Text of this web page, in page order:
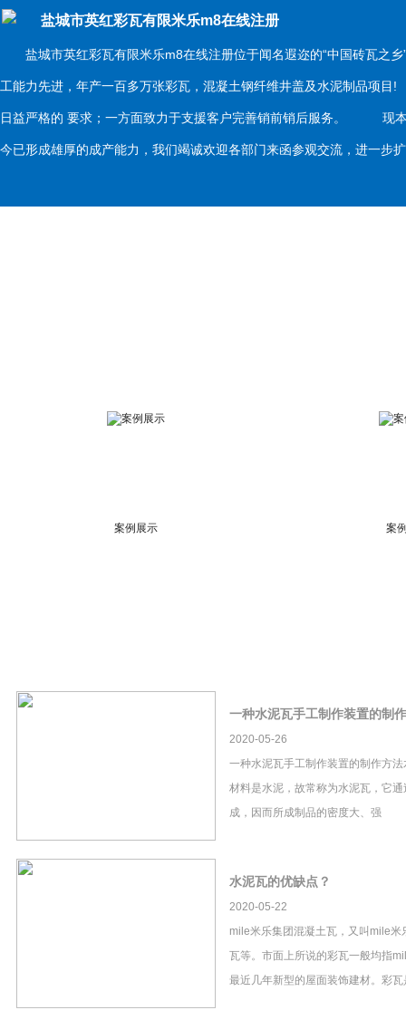
盐城市英红彩瓦有限米乐m8在线注册
盐城市英红彩瓦有限米乐m8在线注册位于闻名遐迩的“中国砖瓦之乡
工能力先进，年产一百多万张彩瓦，混凝土钢纤维井盖及水泥制品项
日益严格的 要求；一方面致力于支援客户完善销前销后服务。 现本
今已形成雄厚的成产能力，我们竭诚欢迎各部门来函参观交流，进一
案例展示 案
一种水泥瓦手工制作装置的制
2020-05-26
一种水泥瓦手工制作装置的制作方
材料是水泥，故常称为水泥瓦，它
成，因而所成制品的密度大、强
水泥瓦的优缺点？
2020-05-22
mile米乐集团混凝土瓦，又叫mile米
瓦等。市面上所说的彩瓦一般均指
最近几年新型的屋面装饰建材。彩